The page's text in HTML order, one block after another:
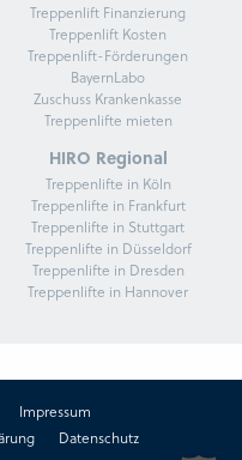
Treppenlift Finanzierung
Treppenlift Kosten
Treppenlift-Förderungen
BayernLabo
Zuschuss Krankenkasse
Treppenlifte mieten
HIRO Regional
Treppenlifte in Köln
Treppenlifte in Frankfurt
Treppenlifte in Stuttgart
Treppenlifte in Düsseldorf
Treppenlifte in Dresden
Treppenlifte in Hannover
Impressum
Datenschutz